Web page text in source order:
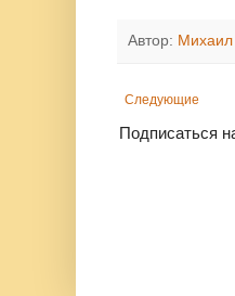
Автор: Михаил
Следующие
Подписаться